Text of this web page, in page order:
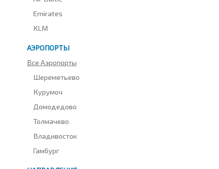
Emirates
KLM
АЭРОПОРТЫ
Все Аэропорты
Шереметьево
Курумоч
Домодедово
Толмачево
Владивосток
Гамбург